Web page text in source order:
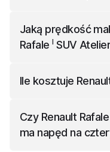
pojemności 630 l.
Jaką prędkość
RafaleI SUV
maksymalną 180 km/
Ile kosztuje
188 800 zł do 249
Czy Renault Rafale
ma napęd na